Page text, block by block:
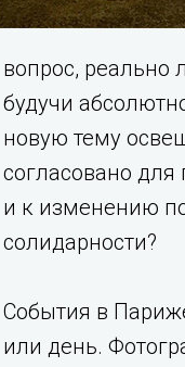
вопрос, реально
будучи
новую тему
согласовано для
и к изменению
солидарности?
События в
или день.